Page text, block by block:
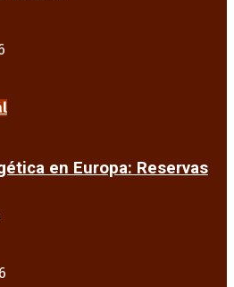
en Europa: Reservas